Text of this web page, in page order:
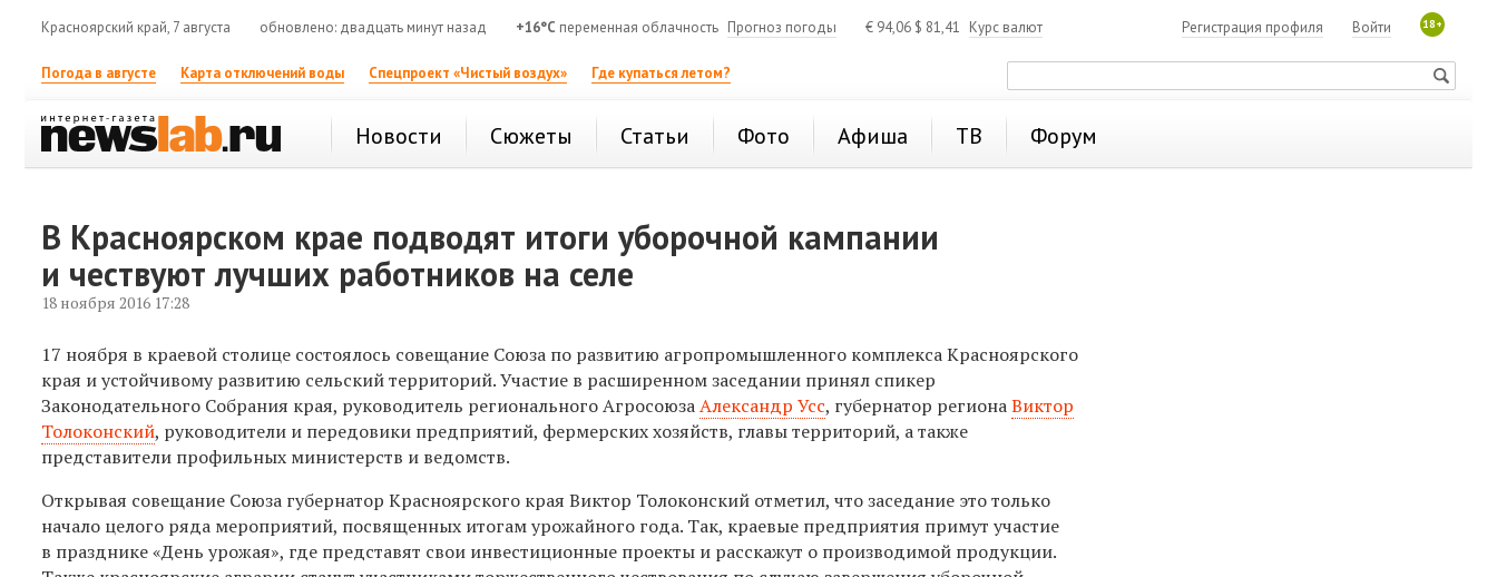
Красноярский край, 7 августа обновлено: двадцать минут назад +16°C переменная облачность Прогноз погоды € 94,06 $ 81,41 Курс валют 18+
Войти
Регистрация профиля
Погода в августе Карта отключений воды Спецпроект «Чистый воздух» Где купаться летом?
Новости Сюжеты Статьи Фото Афиша ТВ Форум
В Красноярском крае подводят итоги уборочной кампании
и чествуют лучших работников на селе
18 ноября 2016 17:28
17 ноября в краевой столице состоялось совещание Союза по развитию агропромышленного комплекса Красноярского
края и устойчивому развитию сельский территорий. Участие в расширенном заседании принял спикер
Законодательного Собрания края, руководитель регионального АгросоюзаАлександр Усс, губернатор регионаВиктор
Толоконский, руководители и передовики предприятий, фермерских хозяйств, главы территорий, а также
представители профильных министерств и ведомств.
Открывая совещание Союза губернатор Красноярского края Виктор Толоконский отметил, что заседание это только
начало целого ряда мероприятий, посвященных итогам урожайного года. Так, краевые предприятия примут участие
в празднике «День урожая», где представят свои инвестиционные проекты и расскажут о производимой продукции.